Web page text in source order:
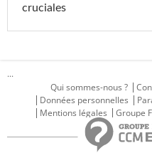
cruciales
...
Qui sommes-nous ?
Données personnelles
Mentions légales
Groupe